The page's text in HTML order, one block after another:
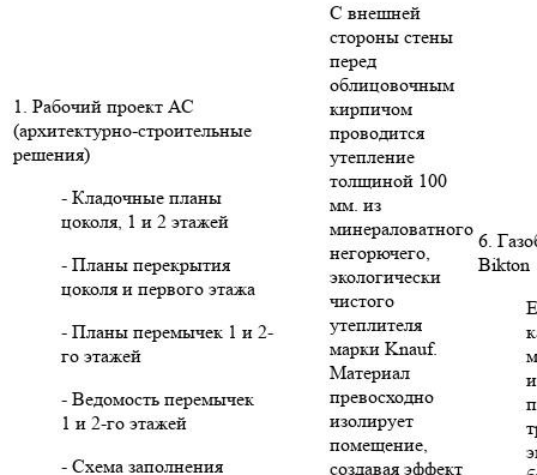
1. Рабочий проект АС
(архитектурно-строительные
решения)
- Кладочные планы
цоколя, 1 и 2 этажей
- Планы перекрытия
цоколя и первого этажа
- Планы перемычек 1 и 2-
го этажей
- Ведомость перемычек
1 и 2-го этажей
- Схема заполнения
С внешней
стороны стены
перед
облицовочным
кирпичом
проводится
утепление
толщиной 100
мм. из
минераловатного
негорючего,
экологически
чистого
утеплителя
марки Knauf.
Материал
превосходно
изолирует
помещение,
создавая эффект
6.
Bikton